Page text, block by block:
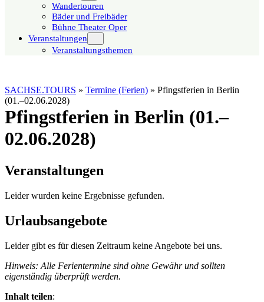
Wandertouren
Bäder und Freibäder
Bühne Theater Oper
Veranstaltungen
Veranstaltungsthemen
SACHSE.TOURS » Termine (Ferien) » Pfingstferien in Berlin
(01.–02.06.2028)
Pfingstferien in Berlin (01.–
02.06.2028)
Veranstaltungen
Leider wurden keine Ergebnisse gefunden.
Urlaubsangebote
Leider gibt es für diesen Zeitraum keine Angebote bei uns.
Hinweis: Alle Ferientermine sind ohne Gewähr und sollten
eigenständig überprüft werden.
Inhalt teilen: